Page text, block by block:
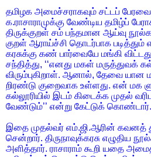
தமிழக அமைச்சராகவும் சட்டப்
க.ராசாராமுக்கு வேண்டிய தமிழ்ப்
திருக்குறள் சம் பந்தமான ஆய்வு
குறள் ஆராய்ச்சி தொடர்பாக படித்தும்
கரசுக்கு கண் பார்வையே மங்கி
சந்தித்து, ‘‘எனது மகள் மருத்துவக்
விரும்புகிறாள். ஆனால், தேவை
றிரண்டு குறைவாக உள்ளது. என் மக
கல்லூரியில் இடம் கிடைக்க முதல்
வேண்டும்’’ என்று கேட்டுக் கொண்டார்.
இதை முதல்வர் எம்.ஜி.ஆரின் கவனத்
சென்றார். திருநாவுக்கரசு எழுதிய
அளித்தார். ராசாராம் கூறி யதை